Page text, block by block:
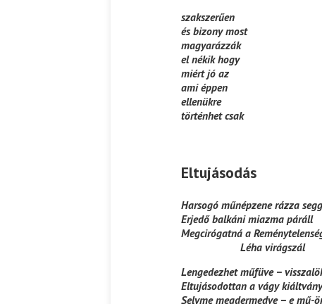
szakszerűen
és bizony most
magyarázzák
el nékik hogy
miért jó az
ami éppen
ellenükre
történhet csak
Eltujásodás
Harsogó műnépzene rázza
Erjedő balkáni miazma páráll
Megcirógatná a
Léha virágszál
Lengedezhet műfüve −
Eltujásodottan a vágy kiáltvány
Selyme megdermedve − e mű-